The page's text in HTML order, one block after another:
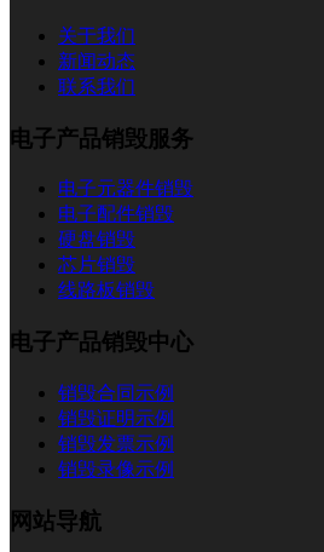
关于我们
新闻动态
联系我们
电子产品销毁服务
电子元器件销毁
电子配件销毁
硬盘销毁
芯片销毁
线路板销毁
电子产品销毁中心
销毁合同示例
销毁证明示例
销毁发票示例
销毁录像示例
网站导航